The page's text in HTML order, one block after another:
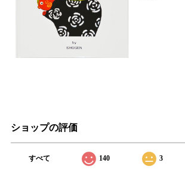
ショップの評価
すべて 140 3